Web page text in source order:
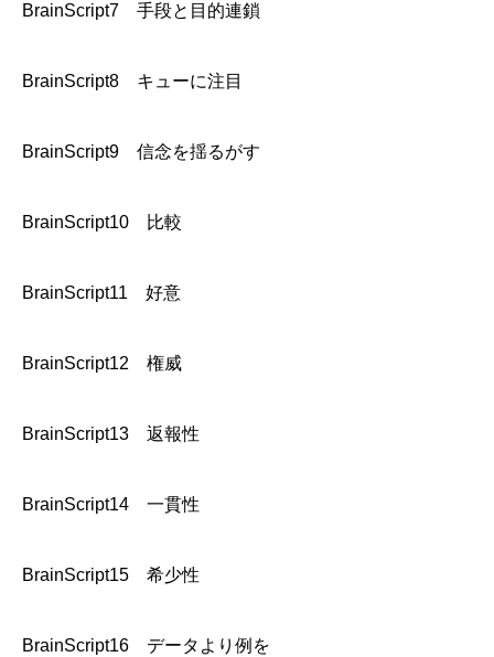
BrainScript7 手段と目的連鎖
BrainScript8 キューに注目
BrainScript9 信念を揺るがす
BrainScript10 比較
BrainScript11 好意
BrainScript12 権威
BrainScript13 返報性
BrainScript14 一貫性
BrainScript15 希少性
BrainScript16 データより例を